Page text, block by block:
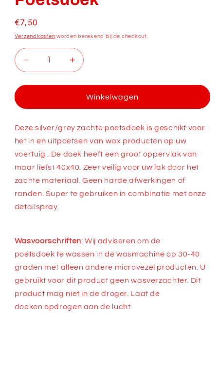
modaal
Normale
prijs
€7,50
Verzendkosten worden berekend bij de checkout.
Aantal
verlagen
voor
Aantal
verhogen
voor
Poetsdoek
Winkelwagen
Deze silver/grey zachte poetsdoek is geschikt voor
het in en uitpoetsen van wax producten op uw
voertuig . De doek heeft een groot oppervlak van
maar liefst 40x40. Zeer veilig voor uw lak door het
zachte materiaal. Geen harde afwerkingen of
randen. Super te gebruiken in combinatie met onze
detailspray.
Wasvoorschriften: Wij adviseren om de
poetsdoek te wassen in de wasmachine op 30-40
graden met alleen andere microvezel producten. U
gebruikt voor dit product geen wasverzachter. Dit
product mag niet in de droger. Laat de
doeken opdrogen aan de lucht.